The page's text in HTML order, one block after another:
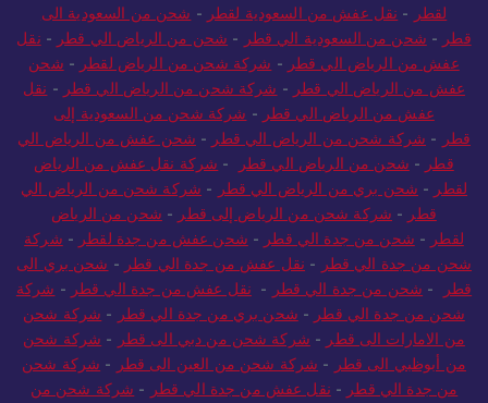
لقطر - نقل عفش من السعودية لقطر - شحن من السعودية الى
قطر - شحن من السعودية الي قطر - شحن من الرياض الي قطر - نقل
عفش من الرياض الي قطر - شركة شحن من الرياض لقطر - شحن
عفش من الرياض الي قطر - شركة شحن من الرياض الي قطر - نقل
عفش من الرياض الي قطر - شركة شحن من السعودية إلى
قطر - شركة شحن من الرياض الي قطر - شحن عفش من الرياض الي
قطر - شحن من الرياض الي قطر - شركة نقل عفش من الرياض
لقطر - شحن بري من الرياض الي قطر - شركة شحن من الرياض الي
قطر - شركة شحن من الرياض إلى قطر - شحن من الرياض
لقطر - شحن من جدة الي قطر - شحن عفش من جدة لقطر - شركة
شحن من جدة الي قطر - نقل عفش من جدة الي قطر - شحن بري الى
قطر
- شحن من جدة الي قطر - نقل عفش من جدة الي قطر - شركة
شحن من جدة الي قطر - شحن بري من جدة الي قطر - شركة شحن
من الامارات الى قطر - شركة شحن من دبي الى قطر - شركة شحن
من أبوظبي الى قطر - شركة شحن من العين الى قطر - شركة شحن
من جدة الي قطر - نقل عفش من جدة الي قطر - شركة شحن من